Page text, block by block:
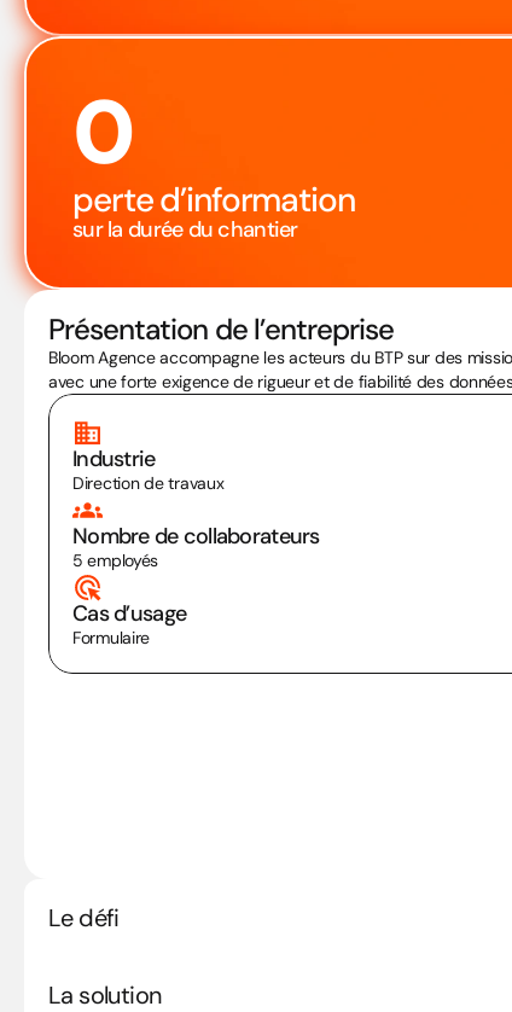
0
perte d’information
sur la durée du chantier
Présentation de l’entreprise
Bloom Agence accompagne les acteurs du BTP sur des
avec une forte exigence de rigueur et de fiabilité des
Industrie
Direction de travaux
Nombre de collaborateurs
5 employés
Cas d’usage
Formulaire
Le défi
La solution